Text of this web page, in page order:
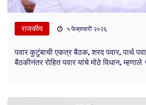
राजकीय ५ फेब्रुवारी २०२६
पवार कुटुंबाची एकत्र बैठक, शरद पवार, पार्थ
बैठकीनंतर रोहित पवार यांचे मोठे विधान,